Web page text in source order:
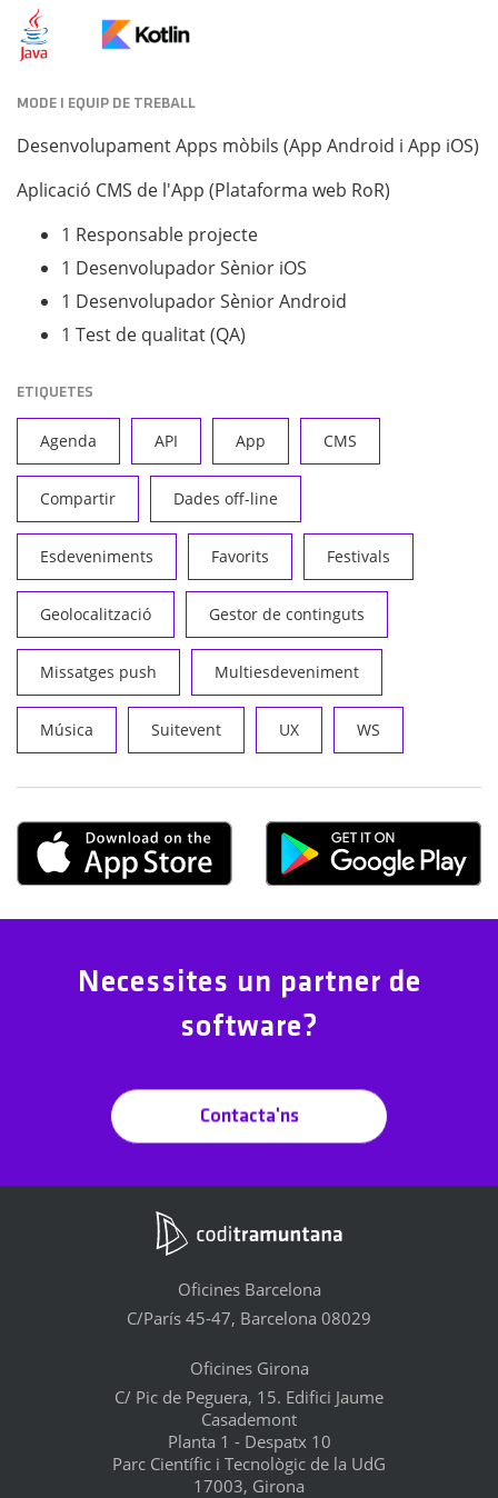
MODE I EQUIP DE TREBALL
Desenvolupament Apps mòbils (App Android i App iOS)
Aplicació CMS de l'App (Plataforma web RoR)
1 Responsable projecte
1 Desenvolupador Sènior iOS
1 Desenvolupador Sènior Android
1 Test de qualitat (QA)
ETIQUETES
Agenda API App CMS
Compartir Dades off-line
Esdeveniments Favorits Festivals
Geolocalització Gestor de continguts
Missatges push Multiesdeveniment
Música Suitevent UX WS
Necessites un partner de
software?
Contacta'ns
Oficines Barcelona
C/París 45-47, Barcelona 08029
Oficines Girona
C/ Pic de Peguera, 15. Edifici Jaume
Casademont
Planta 1 - Despatx 10
Parc Científic i Tecnològic de la UdG
17003, Girona